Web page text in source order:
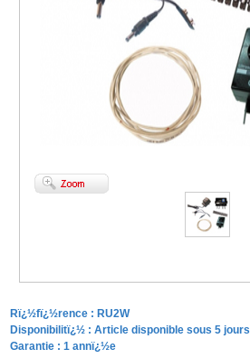
Rï¿½fï¿½rence : RU2W
Disponibilitï¿½ : Article disponible sous 5 jours
Garantie : 1 annï¿½e